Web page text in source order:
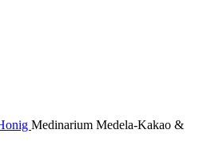
Medinarium Medela-Kakao &